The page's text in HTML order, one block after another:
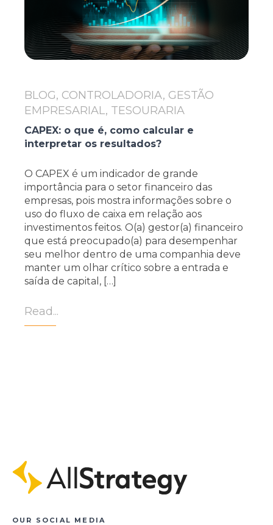
BLOG, CONTROLADORIA, GESTÃO
EMPRESARIAL, TESOURARIA
CAPEX: o que é, como calcular e
interpretar os resultados?
O CAPEX é um indicador de grande
importância para o setor financeiro das
empresas, pois mostra informações sobre o
uso do fluxo de caixa em relação aos
investimentos feitos. O(a) gestor(a) financeiro
que está preocupado(a) para desempenhar
seu melhor dentro de uma companhia deve
manter um olhar crítico sobre a entrada e
saída de capital, […]
Read...
OUR SOCIAL MEDIA